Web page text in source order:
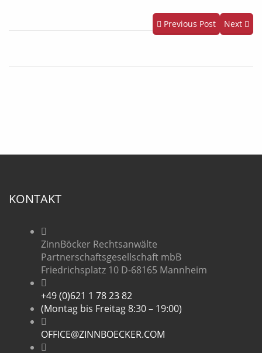
Previous Post Next
KONTAKT
ZinnBöcker Rechtsanwälte
Partnerschaftsgesellschaft mbB
Friedrichsplatz 10 D-68165 Mannheim
+49 (0)621 1 78 23 82
(Montag bis Freitag 8:30 – 19:00)
OFFICE@ZINNBOECKER.COM